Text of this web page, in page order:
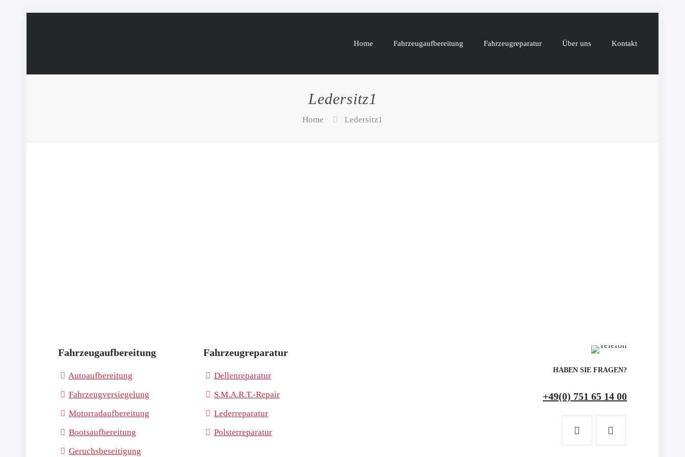
Home Fahrzeugaufbereitung Fahrzeugreparatur Über uns Kontakt
Ledersitz1
Home Ledersitz1
Fahrzeugaufbereitung
Autoaufbereitung
Fahrzeugversiegelung
Motorradaufbereitung
Bootsaufbereitung
Geruchsbeseitigung
Fahrzeugreparatur
Dellenreparatur
S.M.A.R.T.-Repair
Lederreparatur
Polsterreparatur
HABEN SIE FRAGEN?
+49(0) 751 65 14 00